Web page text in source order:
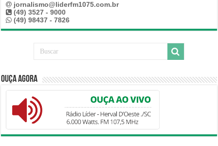
jornalismo@liderfm1075.com.br
(49) 3527 - 9000
(49) 98437 - 7826
Ouça Agora